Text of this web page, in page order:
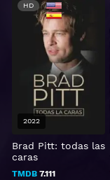
Brad Pitt: todas las
caras
TMDB7.111
HD
2022